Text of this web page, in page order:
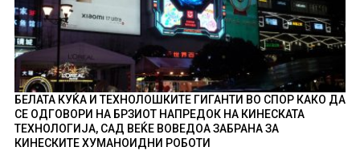
БЕЛАТА КУЌА И ТЕХНОЛОШКИТЕ ГИГАНТИ ВО СПОР КАКО ДА
СЕ ОДГОВОРИ НА БРЗИОТ НАПРЕДОК НА КИНЕСКАТА
ТЕХНОЛОГИЈА, САД ВЕЌЕ ВОВЕДОА ЗАБРАНА ЗА
КИНЕСКИТЕ ХУМАНОИДНИ РОБОТИ